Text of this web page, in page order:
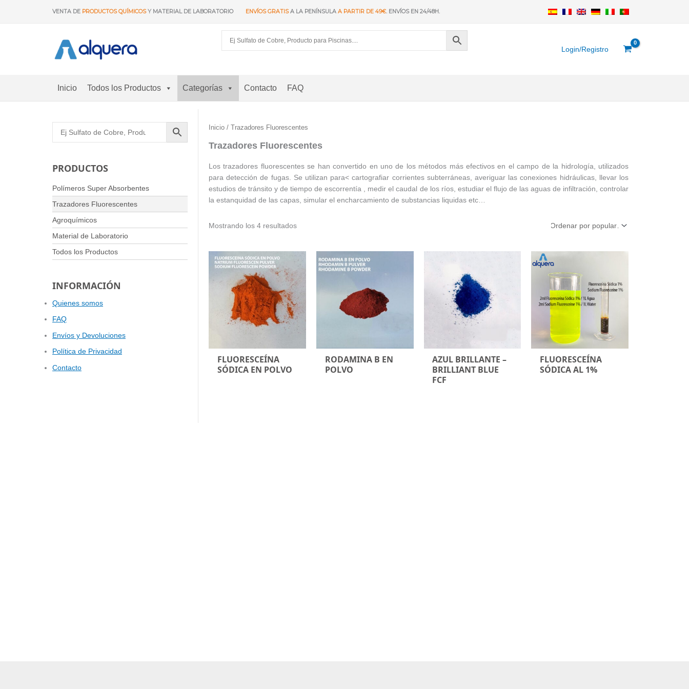
VENTA DE PRODUCTOS QUÍMICOSY MATERIAL DE LABORATORIO ENVÍOS GRATISA LA PENÍNSULA A PARTIR DE 49€ . ENVÍOS EN 24/48H.
Login/Registro
Inicio Todos los Productos Categorías Contacto FAQ
PRODUCTOS
Polímeros Super Absorbentes
Trazadores Fluorescentes
Agroquímicos
Material de Laboratorio
Todos los Productos
INFORMACIÓN
Quienes somos
FAQ
Envíos y Devoluciones
Política de Privacidad
Contacto
Inicio / Trazadores Fluorescentes
Trazadores Fluorescentes
Los trazadores fluorescentes se han convertido en uno de los métodos más efectivos en el campo de la hidrología, utilizados
para detección de fugas. Se utilizan para< cartografiar corrientes subterráneas, averiguar las conexiones hidráulicas, llevar los
estudios de tránsito y de tiempo de escorrentía , medir el caudal de los ríos, estudiar el flujo de las aguas de infiltración, controlar
la estanquidad de las capas, simular el encharcamiento de substancias liquidas etc…
Mostrando los 4 resultadosOrdenado
FLUORESCEÍNA
SÓDICA EN POLVO
RODAMINA B EN
POLVO
AZUL BRILLANTE –
BRILLIANT BLUE
FCF
FLUORESCEÍNA
SÓDICA AL 1%